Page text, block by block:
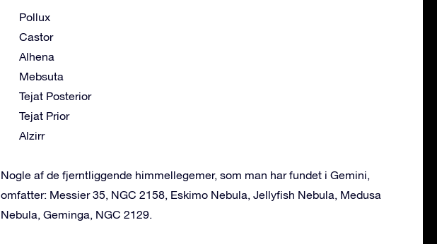
Pollux
Castor
Alhena
Mebsuta
Tejat Posterior
Tejat Prior
Alzirr
Nogle af de fjerntliggende himmellegemer, som man har fundet i Gemini,
omfatter: Messier 35, NGC 2158, Eskimo Nebula, Jellyfish Nebula, Medusa
Nebula, Geminga, NGC 2129.